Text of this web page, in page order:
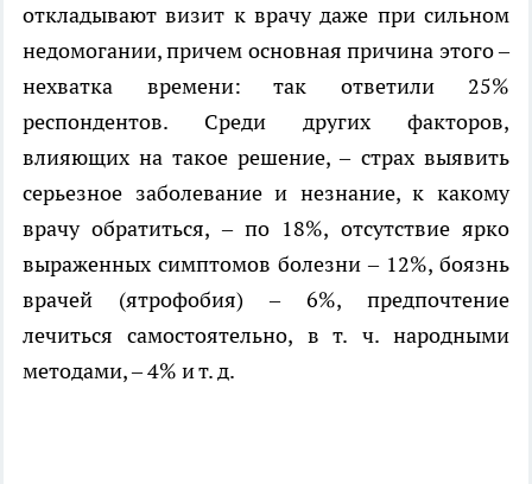
откладывают визит к врачу даже при сильном
недомогании, причем основная причина этого –
нехватка времени: так ответили 25%
респондентов. Среди других факторов,
влияющих на такое решение, – страх выявить
серьезное заболевание и незнание, к какому
врачу обратиться, – по 18%, отсутствие ярко
выраженных симптомов болезни – 12%, боязнь
врачей (ятрофобия) – 6%, предпочтение
лечиться самостоятельно, в т. ч. народными
методами, – 4% и т. д.